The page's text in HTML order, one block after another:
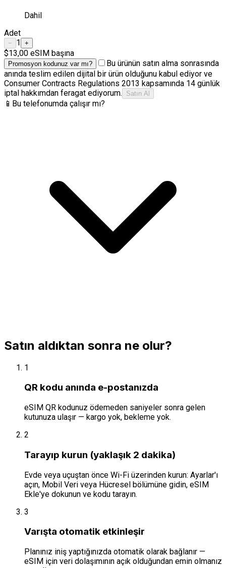
Dahil
Adet
− 1 +
$13,00 eSIM başına
Promosyon kodunuz var mı?
Bu ürünün satın alma sonrasında
anında teslim edilen dijital bir ürün olduğunu kabul ediyor ve
Consumer Contracts Regulations 2013 kapsamında 14 günlük
iptal hakkımdan feragat ediyorum.
Satın Al
📱 Bu telefonumda çalışır mı?
Satın aldıktan sonra ne olur?
1
QR kodu anında e-postanızda
eSIM QR kodunuz ödemeden saniyeler sonra gelen
kutunuza ulaşır — kargo yok, bekleme yok.
2
Tarayıp kurun (yaklaşık 2 dakika)
Evde veya uçuştan önce Wi-Fi üzerinden kurun: Ayarlar'ı
açın, Mobil Veri veya Hücresel bölümüne gidin, eSIM
Ekle'ye dokunun ve kodu tarayın.
3
Varışta otomatik etkinleşir
Planınız iniş yaptığınızda otomatik olarak bağlanır —
eSIM için veri dolaşımının açık olduğundan emin olmanız